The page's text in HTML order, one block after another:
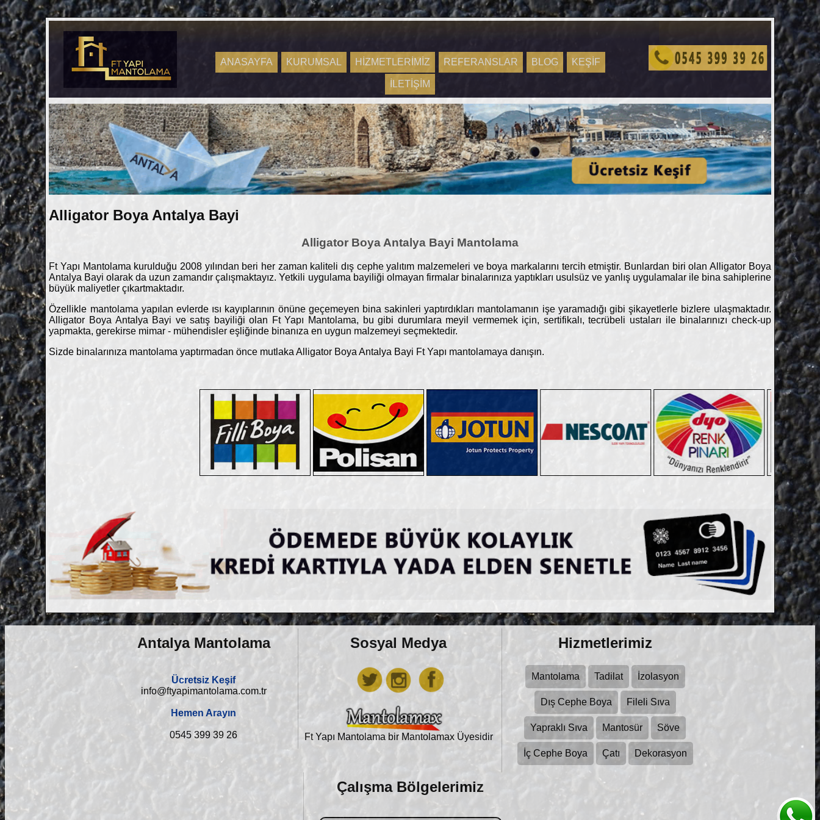
ANASAYFA KURUMSAL HİZMETLERİMİZ REFERANSLAR BLOG KEŞİF
İLETİŞİM
Alligator Boya Antalya Bayi
Alligator Boya Antalya Bayi Mantolama
Ft Yapı Mantolama kurulduğu 2008 yılından beri her zaman kaliteli dış cephe yalıtım malzemeleri ve boya markalarını tercih etmiştir. Bunlardan biri olan Alligator Boya
Antalya Bayi olarak da uzun zamandır çalışmaktayız. Yetkili uygulama bayiliği olmayan firmalar binalarınıza yaptıkları usulsüz ve yanlış uygulamalar ile bina sahiplerine
büyük maliyetler çıkartmaktadır.
Özellikle mantolama yapılan evlerde ısı kayıplarının önüne geçemeyen bina sakinleri yaptırdıkları mantolamanın işe yaramadığı gibi şikayetlerle bizlere ulaşmaktadır.
Alligator Boya Antalya Bayi ve satış bayiliği olan Ft Yapı Mantolama, bu gibi durumlara meyil vermemek için, sertifikalı, tecrübeli ustaları ile binalarınızı check-up
yapmakta, gerekirse mimar - mühendisler eşliğinde binanıza en uygun malzemeyi seçmektedir.
Sizde binalarınıza mantolama yaptırmadan önce mutlaka Alligator Boya Antalya Bayi Ft Yapı mantolamaya danışın.
Antalya Mantolama
Ücretsiz Keşif
info@ftyapimantolama.com.tr
Hemen Arayın
0545 399 39 26
Sosyal Medya
Ft Yapı Mantolama bir Mantolamax Üyesidir
Hizmetlerimiz
Mantolama Tadilat İzolasyon
Dış Cephe Boya Fileli Sıva
Yapraklı Sıva Mantosür Söve
İç Cephe Boya Çatı Dekorasyon
Çalışma Bölgelerimiz